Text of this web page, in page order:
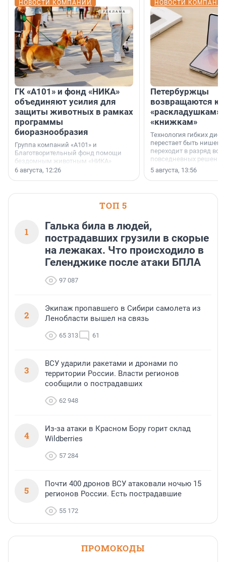
НОВОСТИ КОМПАНИЙ
ГК «А101» и фонд «НИКА»
объединяют усилия для
защиты животных в рамках
программы
биоразнообразия
Группа компаний «А101» и
Благотворительный фонд помощи
бездомным животным «НИКА»
заключили соглашение о
6 августа, 12:26
НОВОСТИ
Петербуржцы
возвращаются к
«раскладушкам»
«книжкам»
Технология гибких
перестает быть
переходит в разряд
повседневных
5 августа, 13:56
ТОП 5
1
Галька била в людей,
пострадавших грузили в скорые
на лежаках. Что происходило в
Геленджике после атаки БПЛА
97 087
2
Экипаж пропавшего в Сибири самолета из
Ленобласти вышел на связь
65 313 61
3
ВСУ ударили ракетами и дронами по
территории России. Власти регионов
сообщили о пострадавших
62 948
4
Из-за атаки в Красном Бору горит склад
Wildberries
57 284
5
Почти 400 дронов ВСУ атаковали ночью 15
регионов России. Есть пострадавшие
55 172
ПРОМОКОДЫ